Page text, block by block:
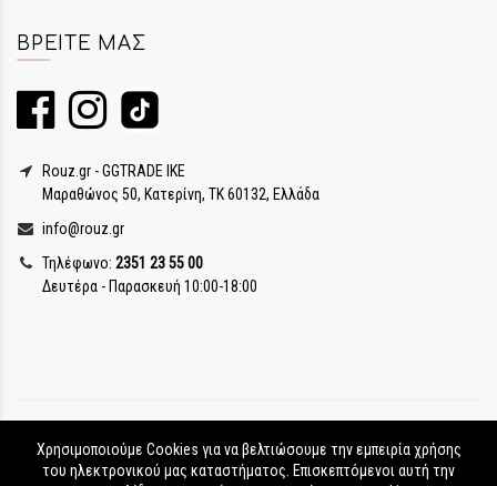
ΒΡΕΊΤΕ ΜΑΣ
Rouz.gr - GGTRADE IKE
Μαραθώνος 50, Κατερίνη, ΤΚ 60132, Ελλάδα
info@rouz.gr
Τηλέφωνο: 2351 23 55 00
Δευτέρα - Παρασκευή 10:00-18:00
Χρησιμοποιούμε Cookies για να βελτιώσουμε την εμπειρία χρήσης
του ηλεκτρονικού μας καταστήματος. Επισκεπτόμενοι αυτή την